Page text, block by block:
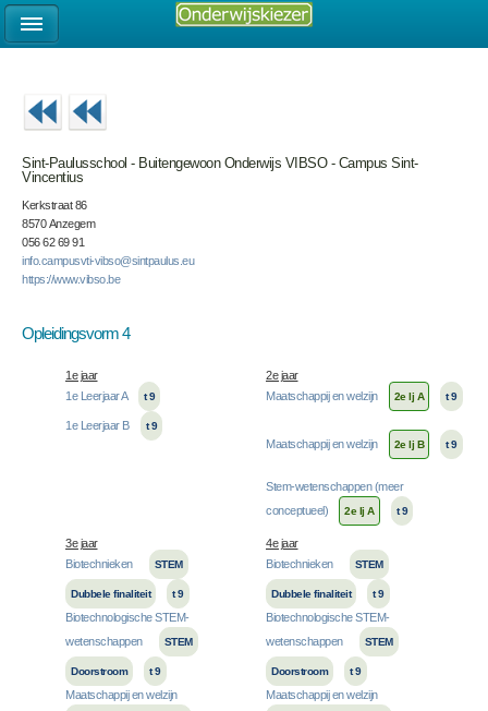
Sint-Paulusschool - Buitengewoon Onderwijs VIBSO - Campus Sint-
Vincentius
Kerkstraat 86
8570 Anzegem
056 62 69 91
info.campusvti-vibso@sintpaulus.eu
https://www.vibso.be
Opleidingsvorm 4
1e jaar
2e jaar
1e Leerjaar A
t 9
1e Leerjaar B t 9
Maatschappij en welzijn 2e lj A t 9
Maatschappij en welzijn 2e lj B t 9
Stem-wetenschappen (meer
conceptueel)
2e lj A t 9
3e jaar
4e jaar
Biotechnieken
STEM
Dubbele finaliteit t 9
Biotechnologische STEM-
wetenschappen
STEM
Doorstroom t 9
Maatschappij en welzijn
Biotechnieken STEM
Dubbele finaliteit t 9
Biotechnologische STEM-
wetenschappen
STEM
Doorstroom t 9
Maatschappij en welzijn